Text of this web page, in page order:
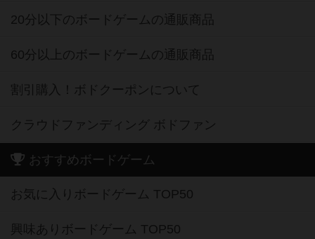
20分以下のボードゲームの通販商品
60分以上のボードゲームの通販商品
割引購入！ボドクーポンについて
クラウドファンディング ボドファン
おすすめボードゲーム
お気に入りボードゲーム TOP50
興味ありボードゲーム TOP50